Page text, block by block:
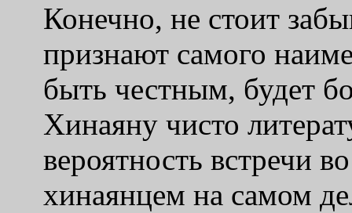
Конечно, не стоит
признают самого
быть честным, будет
Хинаяну чисто
вероятность встречи
хинаянцем на самом